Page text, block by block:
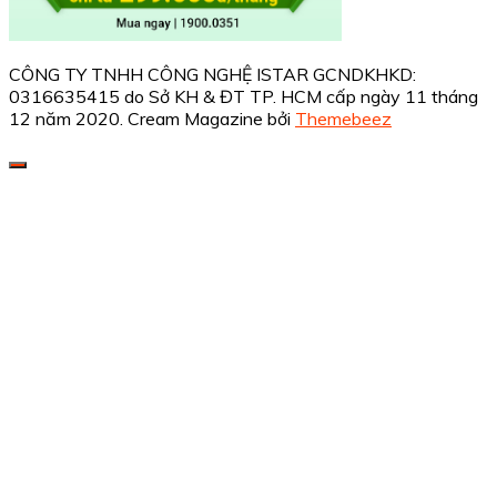
CÔNG TY TNHH CÔNG NGHỆ ISTAR GCNDKHKD:
0316635415 do Sở KH & ĐT TP. HCM cấp ngày 11 tháng
12 năm 2020. Cream Magazine bởi Themebeez